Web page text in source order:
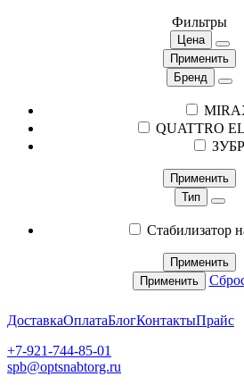
Фильтры
Цена
Применить
Бренд
QUATTRO
ЗУБР
Применить
Тип
Стабилизатор
Применить
Применить
ДоставкаОплатаБлогКонтактыПрайс
+7-921-744-85-01
spb@optsnabtorg.ru